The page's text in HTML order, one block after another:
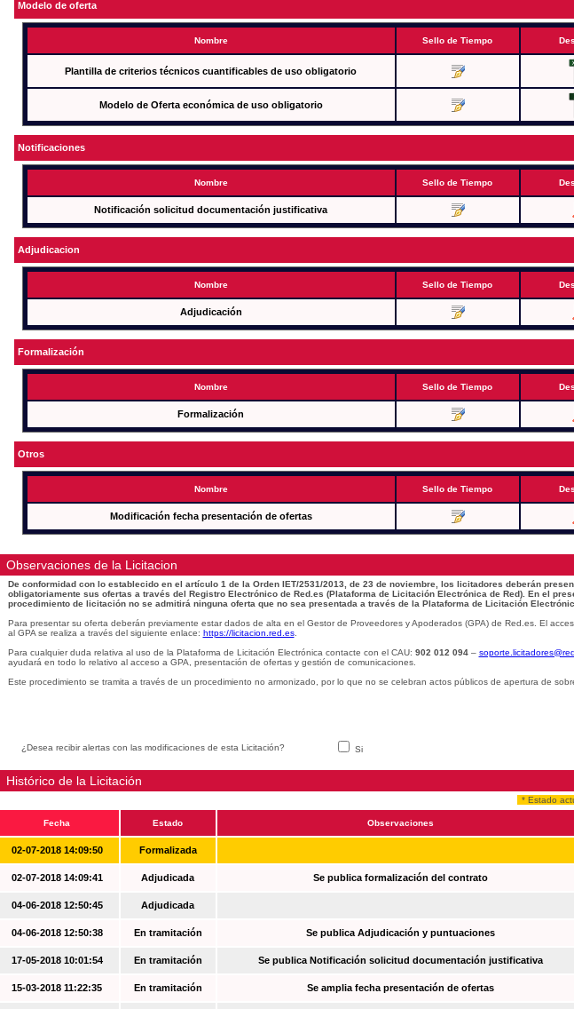
Modelo de oferta
Nombre Sello de Tiempo
Plantilla de criterios técnicos cuantificables de uso obligatorio
Modelo de Oferta económica de uso obligatorio
Notificaciones
Nombre Sello de Tiempo
Notificación solicitud documentación justificativa
Adjudicacion
Nombre Sello de Tiempo
Adjudicación
Formalización
Nombre Sello de Tiempo
Formalización
Otros
Nombre Sello de Tiempo
Modificación fecha presentación de ofertas
Observaciones de la Licitacion
De conformidad con lo establecido en el artículo 1 de la Orden IET/2531/2013, de 23 de noviembre, los licitadores deberán
obligatoriamente sus ofertas a través del Registro Electrónico de Red.es (Plataforma de Licitación Electrónica de Red). En el
procedimiento de licitación no se admitirá ninguna oferta que no sea presentada a través de la Plataforma de Licitación
Para presentar su oferta deberán previamente estar dados de alta en el Gestor de Proveedores y Apoderados (GPA) de Red.es. El
al GPA se realiza a través del siguiente enlace: https://licitacion.red.es.
Para cualquier duda relativa al uso de la Plataforma de Licitación Electrónica contacte con el CAU: 902 012 094–
ayudará en todo lo relativo al acceso a GPA, presentación de ofertas y gestión de comunicaciones.
Este procedimiento se tramita a través de un procedimiento no armonizado, por lo que no se celebran actos públicos de apertura de
¿Desea recibir alertas con las modificaciones de esta Licitación? Si
Histórico de la Licitación
* Estado
Fecha Estado Observaciones
02-07-2018 14:09:50 Formalizada
02-07-2018 14:09:41 Adjudicada Se publica formalización del contrato
04-06-2018 12:50:45 Adjudicada
04-06-2018 12:50:38 En tramitación Se publica Adjudicación y puntuaciones
17-05-2018 10:01:54 En tramitación Se publica Notificación solicitud documentación justificativa
15-03-2018 11:22:35 En tramitación Se amplia fecha presentación de ofertas